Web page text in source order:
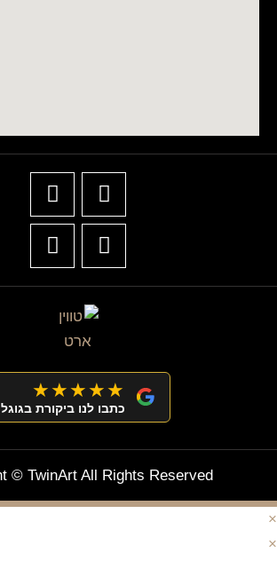
★★★★★
כתבו לנו ביקורת בגוגל
© TwinArt All Rights Reserved
×
×